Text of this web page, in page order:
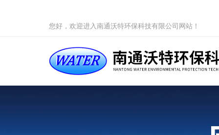
您好，欢迎进入南通沃特环保科技有限公司网站！